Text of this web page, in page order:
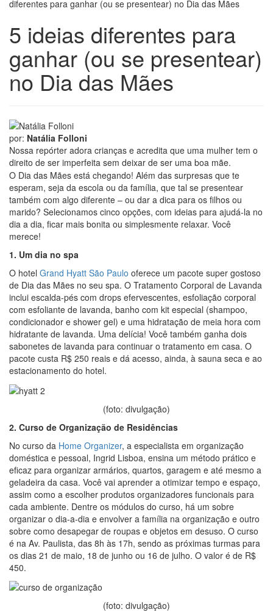
diferentes para ganhar (ou se presentear) no Dia das Mães
5 ideias diferentes para
ganhar (ou se presentear)
no Dia das Mães
por: Natália Folloni
Nossa repórter adora crianças e acredita que uma mulher tem o
direito de ser imperfeita sem deixar de ser uma boa mãe.
O Dia das Mães está chegando! Além das surpresas que te
esperam, seja da escola ou da família, que tal se presentear
também com algo diferente – ou dar a dica para os filhos ou
marido? Selecionamos cinco opções, com ideias para ajudá-la no
dia a dia, ficar mais bonita ou simplesmente relaxar. Você
merece!
1. Um dia no spa
O hotel Grand Hyatt São Paulo oferece um pacote super gostoso
de Dia das Mães no seu spa. O Tratamento Corporal de Lavanda
inclui escalda-pés com drops efervescentes, esfoliação corporal
com esfoliante de lavanda, banho com kit especial (shampoo,
condicionador e shower gel) e uma hidratação de meia hora com
hidratante de lavanda. Uma delícia! Você também ganha dois
sabonetes de lavanda para continuar o tratamento em casa. O
pacote custa R$ 250 reais e dá acesso, ainda, à sauna seca e ao
estacionamento do hotel.
(foto: divulgação)
2. Curso de Organização de Residências
No curso da Home Organizer, a especialista em organização
doméstica e pessoal, Ingrid Lisboa, ensina um método prático e
eficaz para organizar armários, quartos, garagem e até mesmo a
geladeira da casa. Você vai aprender a otimizar tempo e espaço,
assim como a escolher produtos organizadores funcionais para
cada ambiente. Dentre os módulos do curso, há um sobre
organizar o dia-a-dia e envolver a família na organização e outro
sobre como desapegar de roupas e objetos em desuso. O curso
é na Av. Paulista, das 8h às 17h, sendo as próximas turmas para
os dias 21 de maio, 18 de junho ou 16 de julho. O valor é de R$
450.
(foto: divulgação)